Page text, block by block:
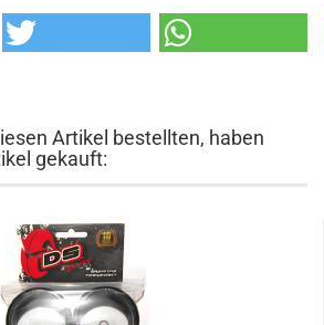
Artikel bestellten, haben
gekauft: